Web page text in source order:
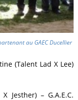
au GAEC Ducellier
(Talent Lad X Lee)
Jesther) – G.A.E.C.